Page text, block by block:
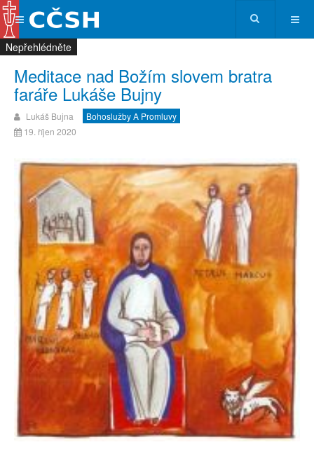
Meditace nad Božím slovem bratra
faráře Lukáše Bujny
Lukáš Bujna
Bohoslužby A Promluvy
19. říjen 2020
Nepřehlédněte
Nepřehlédněte
Nepřehlédněte
Nepřehlédněte